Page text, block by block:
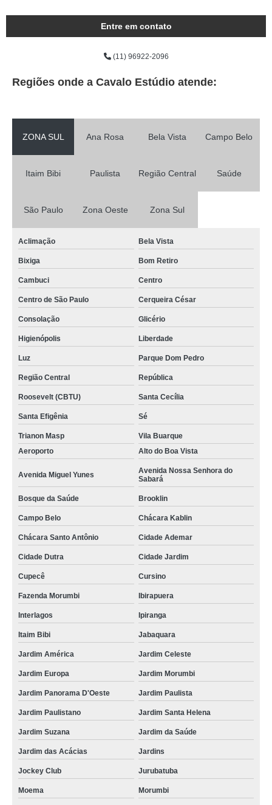
Entre em contato
(11) 96922-2096
Regiões onde a Cavalo Estúdio atende:
ZONA SUL Ana Rosa Bela Vista Campo Belo
Itaim Bibi Paulista Região Central Saúde
São Paulo Zona Oeste Zona Sul
Aclimação Bela Vista
Bixiga Bom Retiro
Cambuci Centro
Centro de São Paulo Cerqueira César
Consolação Glicério
Higienópolis Liberdade
Luz Parque Dom Pedro
Região Central República
Roosevelt (CBTU) Santa Cecília
Santa Efigênia Sé
Trianon Masp
Vila Buarque
Aeroporto
Alto do Boa Vista
Avenida Miguel Yunes
Avenida Nossa Senhora do
Sabará
Bosque da Saúde Brooklin
Campo Belo Chácara Kablin
Chácara Santo Antônio Cidade Ademar
Cidade Dutra Cidade Jardim
Cupecê Cursino
Fazenda Morumbi Ibirapuera
Interlagos Ipiranga
Itaim Bibi Jabaquara
Jardim América Jardim Celeste
Jardim Europa Jardim Morumbi
Jardim Panorama D'Oeste Jardim Paulista
Jardim Paulistano Jardim Santa Helena
Jardim Suzana Jardim da Saúde
Jardim das Acácias Jardins
Jockey Club Jurubatuba
Moema Morumbi